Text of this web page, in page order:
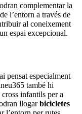
complementar la
l’entorn a través de
al coneixement
espai excepcional.
pensat especialment
també hi
cross infantils per a
llogarbicicletes